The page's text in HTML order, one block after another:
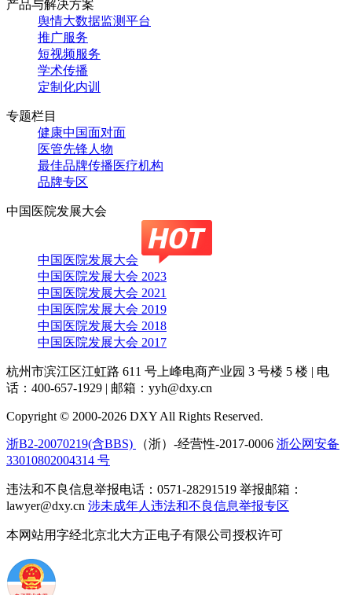
产品与解决方案
舆情大数据监测平台
推广服务
短视频服务
学术传播
定制化内训
专题栏目
健康中国面对面
医管先锋人物
最佳品牌传播医疗机构
品牌专区
中国医院发展大会
中国医院发展大会
中国医院发展大会 2023
中国医院发展大会 2021
中国医院发展大会 2019
中国医院发展大会 2018
中国医院发展大会 2017
杭州市滨江区江虹路 611 号上峰电商产业园 3 号楼 5 楼 | 电
话：400-657-1929 | 邮箱：yyh@dxy.cn
Copyright © 2000-2026 DXY All Rights Reserved.
浙B2-20070219(含BBS) （浙）-经营性-2017-0006 浙公网安备
33010802004314 号
违法和不良信息举报电话：0571-28291519 举报邮箱：
lawyer@dxy.cn 涉未成年人违法和不良信息举报专区
本网站用字经北京北大方正电子有限公司授权许可